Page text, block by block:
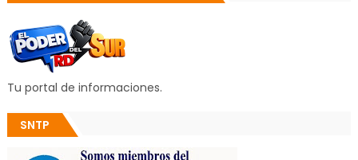
Tu portal de informaciones.
SNTP